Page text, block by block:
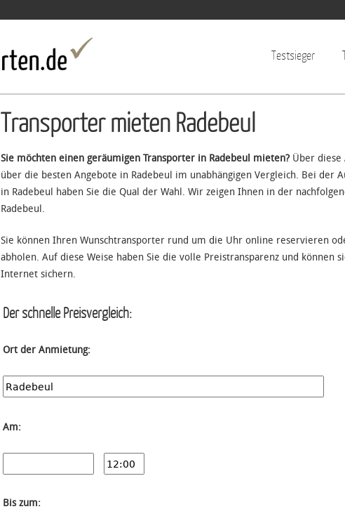
Testsieger
Transporter mieten Radebeul
Sie möchten einen geräumigen Transporter in Radebeul mieten? Über diese
über die besten Angebote in Radebeul im unabhängigen Vergleich. Bei der
in Radebeul haben Sie die Qual der Wahl. Wir zeigen Ihnen in der
Radebeul.
Sie können Ihren Wunschtransporter rund um die Uhr online reservieren
abholen. Auf diese Weise haben Sie die volle Preistransparenz und können
Internet sichern.
Der schnelle Preisvergleich:
Ort der Anmietung:
Am:
Bis zum: